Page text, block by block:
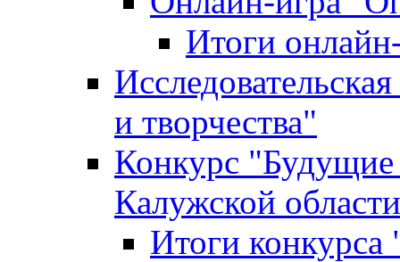
Итоги
и творчества"
Конкурс
Калужской области
Итоги